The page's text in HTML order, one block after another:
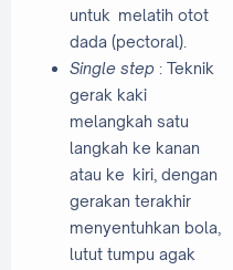
untuk melatih otot
dada (pectoral).
Single step : Teknik
gerak kaki
melangkah satu
langkah ke kanan
atau ke kiri, dengan
gerakan terakhir
menyentuhkan bola,
lutut tumpu agak